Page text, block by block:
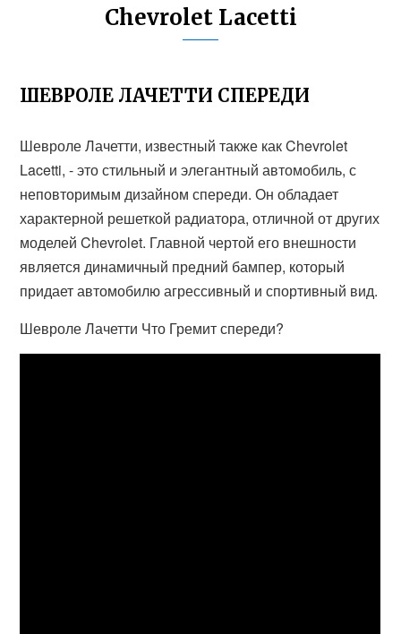
Chevrolet Lacetti
ШЕВРОЛЕ ЛАЧЕТТИ СПЕРЕДИ
Шевроле Лачетти, известный также как Chevrolet
Lacetti, - это стильный и элегантный автомобиль, с
неповторимым дизайном спереди. Он обладает
характерной решеткой радиатора, отличной от других
моделей Chevrolet. Главной чертой его внешности
является динамичный предний бампер, который
придает автомобилю агрессивный и спортивный вид.
Шевроле Лачетти Что Гремит спереди?